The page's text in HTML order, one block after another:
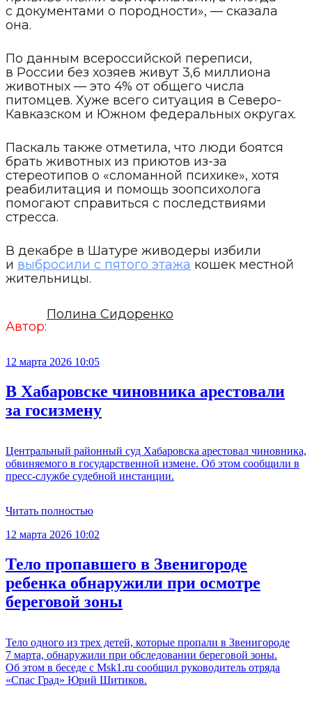
с документами о породности», — сказала
она.
По данным всероссийской переписи,
в России без хозяев живут 3,6 миллиона
животных — это 4% от общего числа
питомцев. Хуже всего ситуация в Северо-
Кавказском и Южном федеральных округах.
Паскаль также отметила, что люди боятся
брать животных из приютов из-за
стереотипов о «сломанной психике», хотя
реабилитация и помощь зоопсихолога
помогают справиться с последствиями
стресса.
В декабре в Шатуре живодеры избили
и выбросили с пятого этажа кошек местной
жительницы.
Автор:
Полина Сидоренко
12 марта 2026 10:05
В Хабаровске чиновника арестовали
за госизмену
Центральный районный суд Хабаровска арестовал чиновника,
обвиняемого в государственной измене. Об этом сообщили в
пресс-службе судебной инстанции.
Читать полностью
12 марта 2026 10:02
Тело пропавшего в Звенигороде
ребенка обнаружили при осмотре
береговой зоны
Тело одного из трех детей, которые пропали в Звенигороде
7 марта, обнаружили при обследовании береговой зоны.
Об этом в беседе с Msk1.ru сообщил руководитель отряда
«Спас Град» Юрий Шитиков.